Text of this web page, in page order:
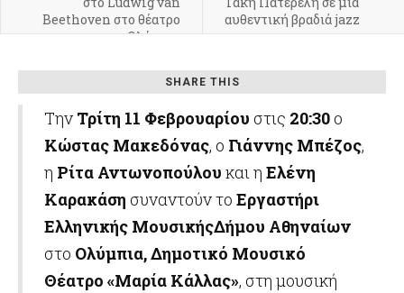
Beethoven στο θέατρο
Ολύμπια
αυθεντική βραδιά jazz
SHARE THIS
Την Τρίτη 11 Φεβρουαρίου στις 20:30 ο
Κώστας Μακεδόνας, ο Γιάννης Μπέζος,
η Ρίτα Αντωνοπούλου και η Ελένη
Καρακάση συναντούν το Εργαστήρι
Ελληνικής ΜουσικήςΔήμου Αθηναίων
στο Ολύμπια, Δημοτικό Μουσικό
Θέατρο «Μαρία Κάλλας», στη μουσική